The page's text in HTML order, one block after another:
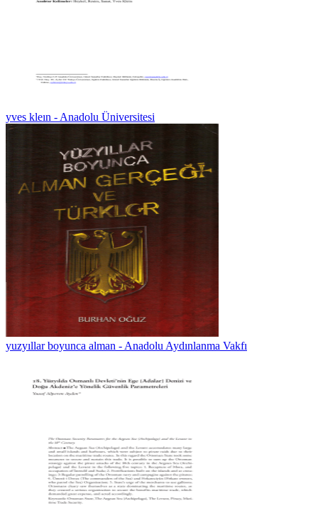
yves kleın - Anadolu Üniversitesi
yuzyıllar boyunca alman - Anadolu Aydınlanma Vakfı